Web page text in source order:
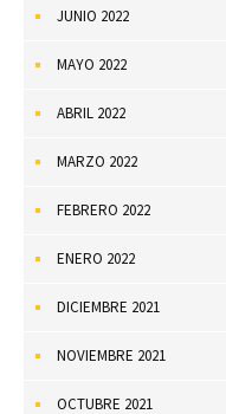
JUNIO 2022
MAYO 2022
ABRIL 2022
MARZO 2022
FEBRERO 2022
ENERO 2022
DICIEMBRE 2021
NOVIEMBRE 2021
OCTUBRE 2021